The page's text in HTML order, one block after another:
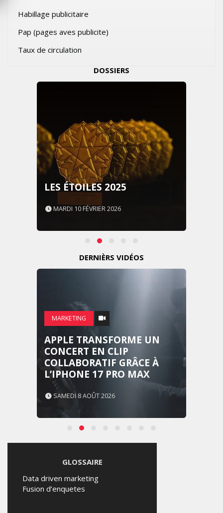
Habillage publicitaire
Pap (pages aves publicite)
Taux de circulation
DOSSIERS
LES ÉTOILES 2025
MARDI 10 FÉVRIER 2026
DERNIÈRS VIDÉOS
MARKETING
APPLE TRANSFORME UN
CONCERT EN CLIP
COLLABORATIF GRÂCE À
L’IPHONE 17 PRO MAX
SAMEDI 8 AOÛT 2026
GLOSSAIRE
Data driven marketing
Fusion d’enquetes